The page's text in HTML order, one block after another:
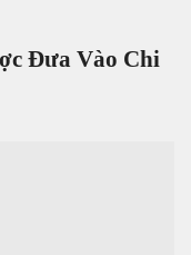
Đưa Vào Chi